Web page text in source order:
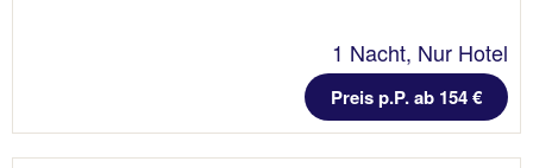
1 Nacht, Nur Hotel
Preis p.P. ab 154 €